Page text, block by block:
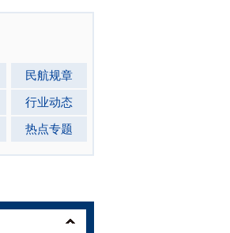
民航规章
行业动态
热点专题